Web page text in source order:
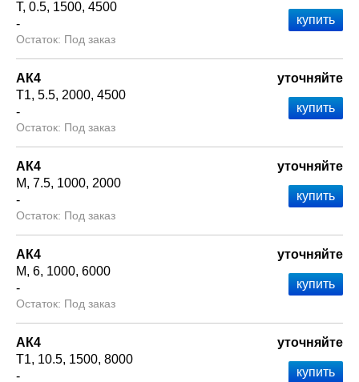
Т 0.5 1500 4500
-
Под заказ
АК4
Т1 5.5 2000 4500
-
Под заказ
уточняйте
АК4
М 7.5 1000 2000
-
Под заказ
уточняйте
АК4
М 6 1000 6000
-
Под заказ
уточняйте
АК4
Т1 10.5 1500 8000
-
уточняйте